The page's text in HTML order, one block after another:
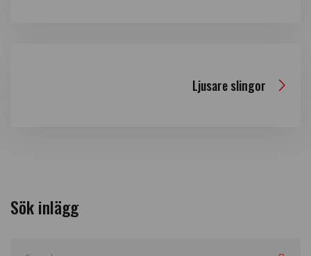
Ljusare slingor
Sök inlägg